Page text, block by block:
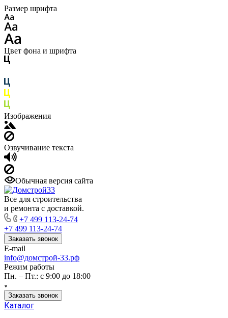
Размер шрифта
Цвет фона и шрифта
Изображения
Озвучивание текста
Обычная версия сайта
Все для строительства
и ремонта с доставкой.
+7 499 113-24-74
+7 499 113-24-74
Заказать звонок
E-mail
info@домстрой-33.рф
Режим работы
Пн. – Пт.: с 9:00 до 18:00
Заказать звонок
Каталог